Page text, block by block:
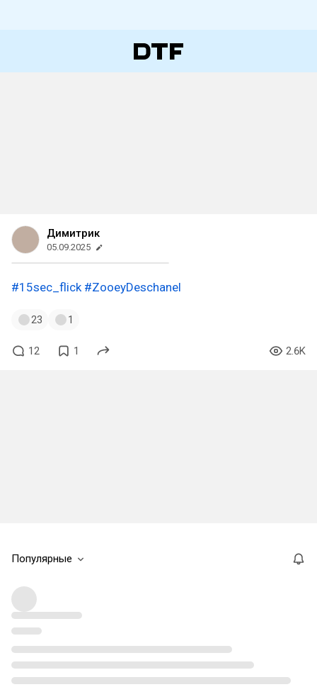
Димитрик
05.09.2025
#15sec_flick #ZooeyDeschanel
23 1
12 1 2.6K
Популярные